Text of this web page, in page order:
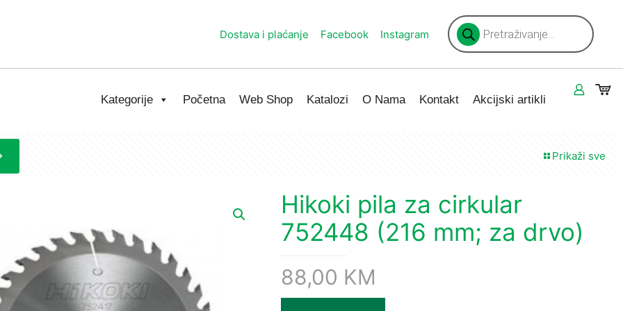
Dostava i plaćanje Facebook Instagram
Products
search
Kategorije Početna Web Shop Katalozi O Nama Kontakt Akcijski artikli
Prikaži sve
Hikoki pila za cirkular
752448 (216 mm; za drvo)
88,00 KM